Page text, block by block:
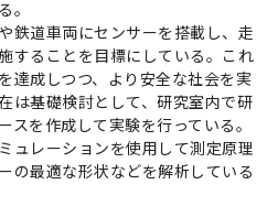
情報・通信
検査・センサー
画像
化学 有機化学
析化学 高分子
化学
生体分子化学
。
鉄道車両にセンサーを搭載し、走
することを目標にしている。これ
達成しつつ、より安全な社会を実
は基礎検討として、研究室内で研
スを作成して実験を行っている。
ュレーションを使用して測定原理
の最適な形状などを解析している